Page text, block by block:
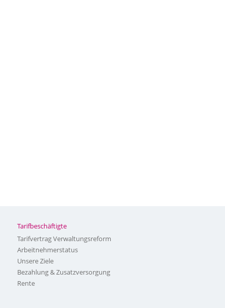
Tarifbeschäftigte
Tarifvertrag Verwaltungsreform
Arbeitnehmerstatus
Unsere Ziele
Bezahlung & Zusatzversorgung
Rente